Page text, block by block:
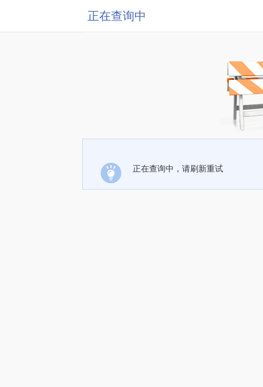
正在查询中
正在查询中，请刷新重试